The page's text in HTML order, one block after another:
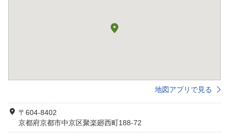
地図アプリで見る
〒604-8402
京都府京都市中京区聚楽廻西町188-72